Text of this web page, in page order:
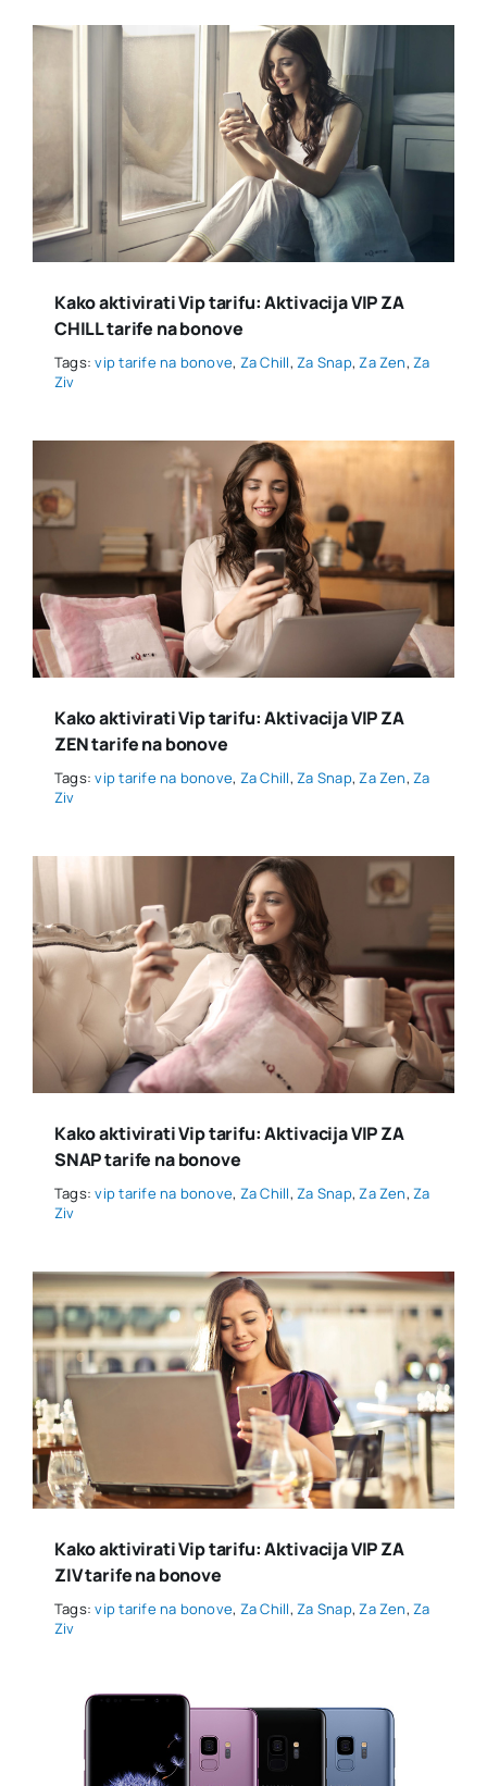
Kako aktivirati Vip tarifu: Aktivacija VIP ZA
CHILL tarife na bonove
Tags:vip tarife na bonove, Za Chill,Za Snap,Za Zen,Za
Ziv
Kako aktivirati Vip tarifu: Aktivacija VIP ZA
ZEN tarife na bonove
Tags:vip tarife na bonove, Za Chill,Za Snap,Za Zen,Za
Ziv
Kako aktivirati Vip tarifu: Aktivacija VIP ZA
SNAP tarife na bonove
Tags:vip tarife na bonove, Za Chill,Za Snap,Za Zen,Za
Ziv
Kako aktivirati Vip tarifu: Aktivacija VIP ZA
ZIV tarife na bonove
Tags:vip tarife na bonove, Za Chill,Za Snap,Za Zen,Za
Ziv